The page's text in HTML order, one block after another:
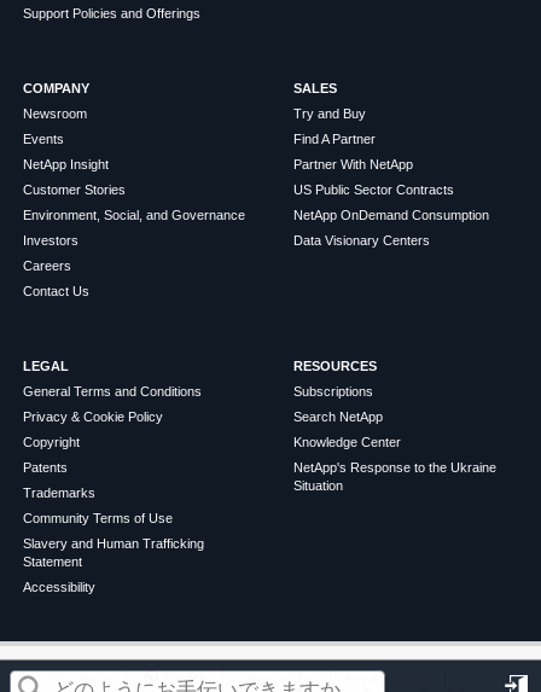
この記事は役に立ちましたか？
Support Policies and Offerings
COMPANY
Newsroom
Events
NetApp Insight
Customer Stories
Environment, Social, and Governance
Investors
Careers
Contact Us
SALES
Try and Buy
Find A Partner
Partner With NetApp
US Public Sector Contracts
NetApp OnDemand Consumption
Data Visionary Centers
LEGAL
General Terms and Conditions
Privacy & Cookie Policy
Copyright
Patents
Trademarks
Community Terms of Use
Slavery and Human Trafficking
Statement
Accessibility
RESOURCES
Subscriptions
Search NetApp
Knowledge Center
NetApp's Response to the Ukraine
Situation
©2026 NetApp English Terms of Use
Privacy Policy